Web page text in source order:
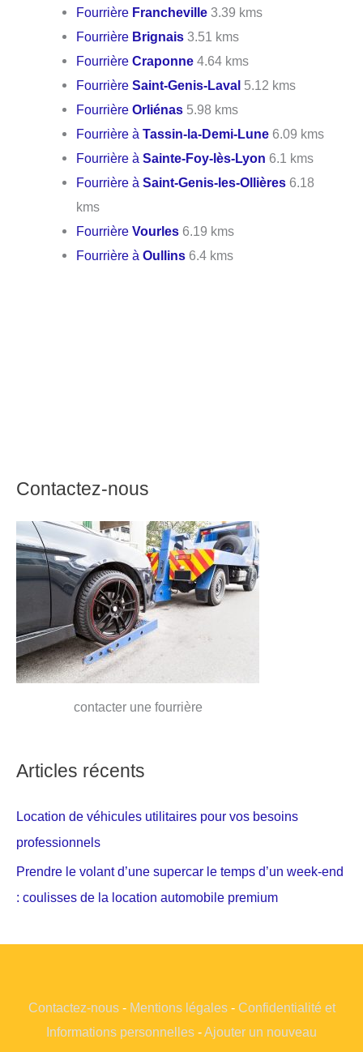
Fourrière Francheville 3.39 kms
Fourrière Brignais 3.51 kms
FourrièreCraponne 4.64 kms
FourrièreSaint-Genis-Laval 5.12 kms
FourrièreOrliénas 5.98 kms
Fourrière àTassin-la-Demi-Lune 6.09 kms
Fourrière àSainte-Foy-lès-Lyon 6.1 kms
Fourrière àSaint-Genis-les-Ollières 6.18
kms
FourrièreVourles 6.19 kms
Fourrière àOullins 6.4 kms
Contactez-nous
contacter une fourrière
Articles récents
Location de véhicules utilitaires pour vos besoins
professionnels
Prendre le volant d’une supercar le temps d’un week-end
: coulisses de la location automobile premium
Contactez-nous- Mentions légales- Confidentialité et
Informations personnelles -Ajouter un nouveau